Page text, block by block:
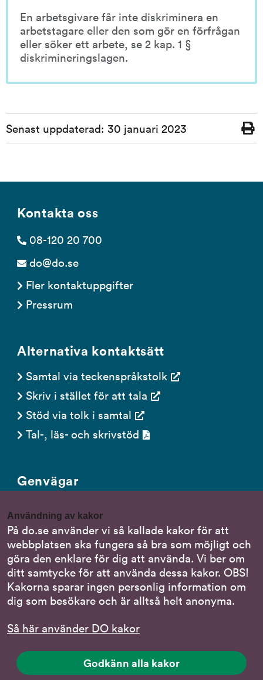
Användning av kakor
På do.se använder vi så kallade kakor för att
webbplatsen ska fungera så bra som möjligt och
göra den enklare för dig att använda. Vi ber om
ditt samtycke för att använda dessa kakor. OBS!
Kakorna sparar ingen personlig information om
dig som besökare och är alltså helt anonyma.
Så här använder DO kakor
Godkänn alla kakor
En arbetsgivare får inte diskriminera en
arbetstagare eller den som gör en förfrågan
eller söker ett arbete, se 2 kap. 1 §
diskrimineringslagen.
Sidinformation
Senast uppdaterad: 30 januari 2023
Skriv
ut
Kontakta oss
08-120 20 700
do@do.se
Fler kontaktuppgifter
Pressrum
Alternativa kontaktsätt
Samtal via teckenspråkstolk
Skriv i stället för att tala
Stöd via tolk i samtal
Tal-, läs- och skrivstöd
Genvägar
Nationella minoritetsspråk
Om DO:s webbplats
Behandling av personuppgifter
Följ oss
DO på LinkedIn
på
LinkedIn,
DO på Instagram
(DO